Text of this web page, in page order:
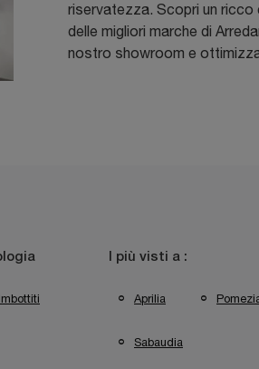
riservatezza. Scopri un
delle migliori marche di
nostro showroom e
Imbottiti
I più visti a :
Aprilia
Sabaudia